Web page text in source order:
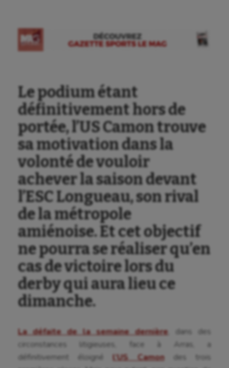
Le podium étant
définitivement hors de
portée, l’US Camon trouve
sa motivation dans la
volonté de vouloir
achever la saison devant
l’ESC Longueau, son rival
de la métropole
amiénoise. Et cet objectif
ne pourra se réaliser qu’en
cas de victoire lors du
derby qui aura lieu ce
dimanche.
La défaite de la semaine dernière , dans des
circonstances litigieuses, face à Arras, a
définitivement éloignél’US Camondes trois